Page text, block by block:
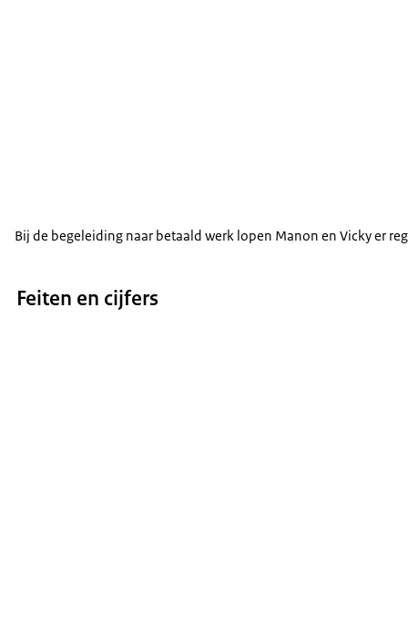
Bij de begeleiding naar betaald werk lopen Manon en Vicky er
Feiten en cijfers